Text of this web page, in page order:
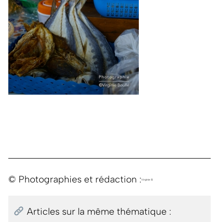
© Photographies et rédaction :Virginie B.
Articles sur la même thématique :